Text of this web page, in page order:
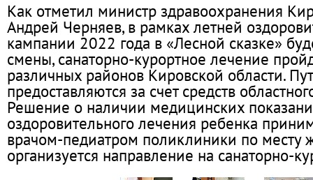
Как отметил министр здравоохранения
Андрей Черняев, в рамках летней
кампании 2022 года в «Лесной сказке»
смены, санаторно-курортное лечение
различных районов Кировской области.
предоставляются за счет средств
Решение о наличии медицинских
оздоровительного лечения ребенка
врачом-педиатром поликлиники по месту
организуется направление на санаторно-